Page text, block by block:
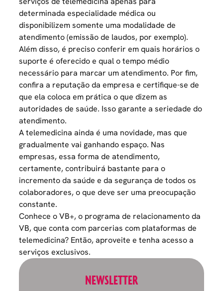
determinada especialidade médica ou
disponibilizem somente uma modalidade de
atendimento (emissão de laudos, por exemplo).
Além disso, é preciso conferir em quais horários o
suporte é oferecido e qual o tempo médio
necessário para marcar um atendimento. Por fim,
confira a reputação da empresa e certifique-se de
que ela coloca em prática o que dizem as
autoridades de saúde. Isso garante a seriedade do
atendimento.
A telemedicina ainda é uma novidade, mas que
gradualmente vai ganhando espaço. Nas
empresas, essa forma de atendimento,
certamente, contribuirá bastante para o
incremento da saúde e dasegurança de todos os
colaboradores, o que deve ser uma preocupação
constante.
Conhece oVB+, o programa de relacionamento da
VB, que conta com parcerias com plataformas de
telemedicina? Então, aproveite e tenha acesso a
serviços exclusivos.
NEWSLETTER